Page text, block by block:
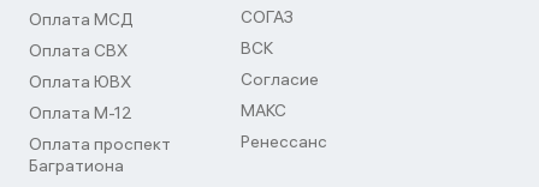
Оплата МСД
Оплата СВХ
Оплата ЮВХ
Оплата М-12
Оплата проспект
Багратиона
СОГАЗ
ВСК
Согласие
МАКС
Ренессанс